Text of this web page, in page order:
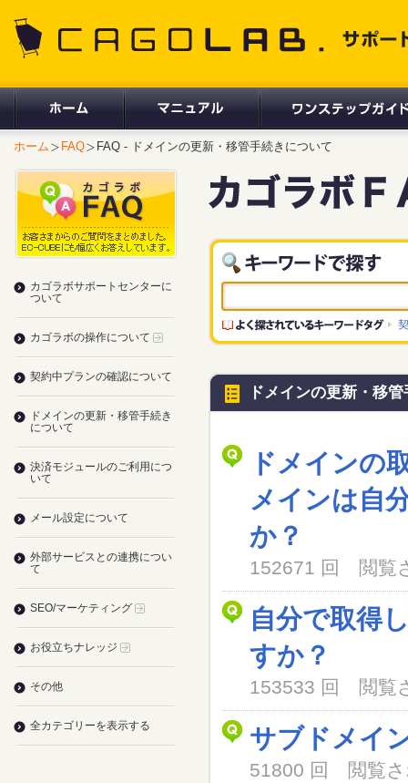
ホーム FAQ FAQ - ドメインの更新・移管手続きについて
ドメインの更新・移
ドメインの
メインは自
か？
152671 回 閲覧
自分で取得
すか？
153533 回 閲覧
サブドメイ
51800 回 閲覧
カゴラボサポートセンターに
ついて
カゴラボの操作について
契約中プランの確認について
ドメインの更新・移管手続き
について
決済モジュールのご利用につ
いて
メール設定について
外部サービスとの連携につい
て
SEO/マーケティング
お役立ちナレッジ
その他
全カテゴリーを表示する